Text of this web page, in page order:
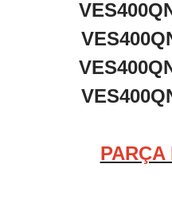
PARÇA